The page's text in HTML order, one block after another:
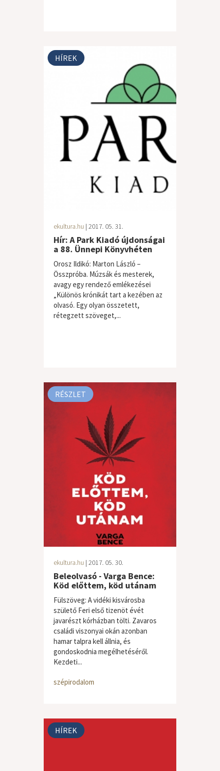
HÍREK
ekultura.hu | 2017. 05. 31.
Hír: A Park Kiadó újdonságai
a 88. Ünnepi Könyvhéten
Orosz Ildikó: Marton László –
Összpróba. Múzsák és mesterek,
avagy egy rendező emlékezései
„Különös krónikát tart a kezében az
olvasó. Egy olyan összetett,
rétegzett szöveget,...
RÉSZLET
ekultura.hu | 2017. 05. 30.
Beleolvasó - Varga Bence:
Köd előttem, köd utánam
Fülszöveg: A vidéki kisvárosba
születő Feri első tizenöt évét
javarészt kórházban tölti. Zavaros
családi viszonyai okán azonban
hamar talpra kell állnia, és
gondoskodnia megélhetéséről.
Kezdeti...
szépirodalom
HÍREK